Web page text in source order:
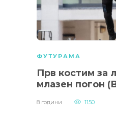
ФУТУРАМА
Прв костим за
млазен погон
8 години 1150